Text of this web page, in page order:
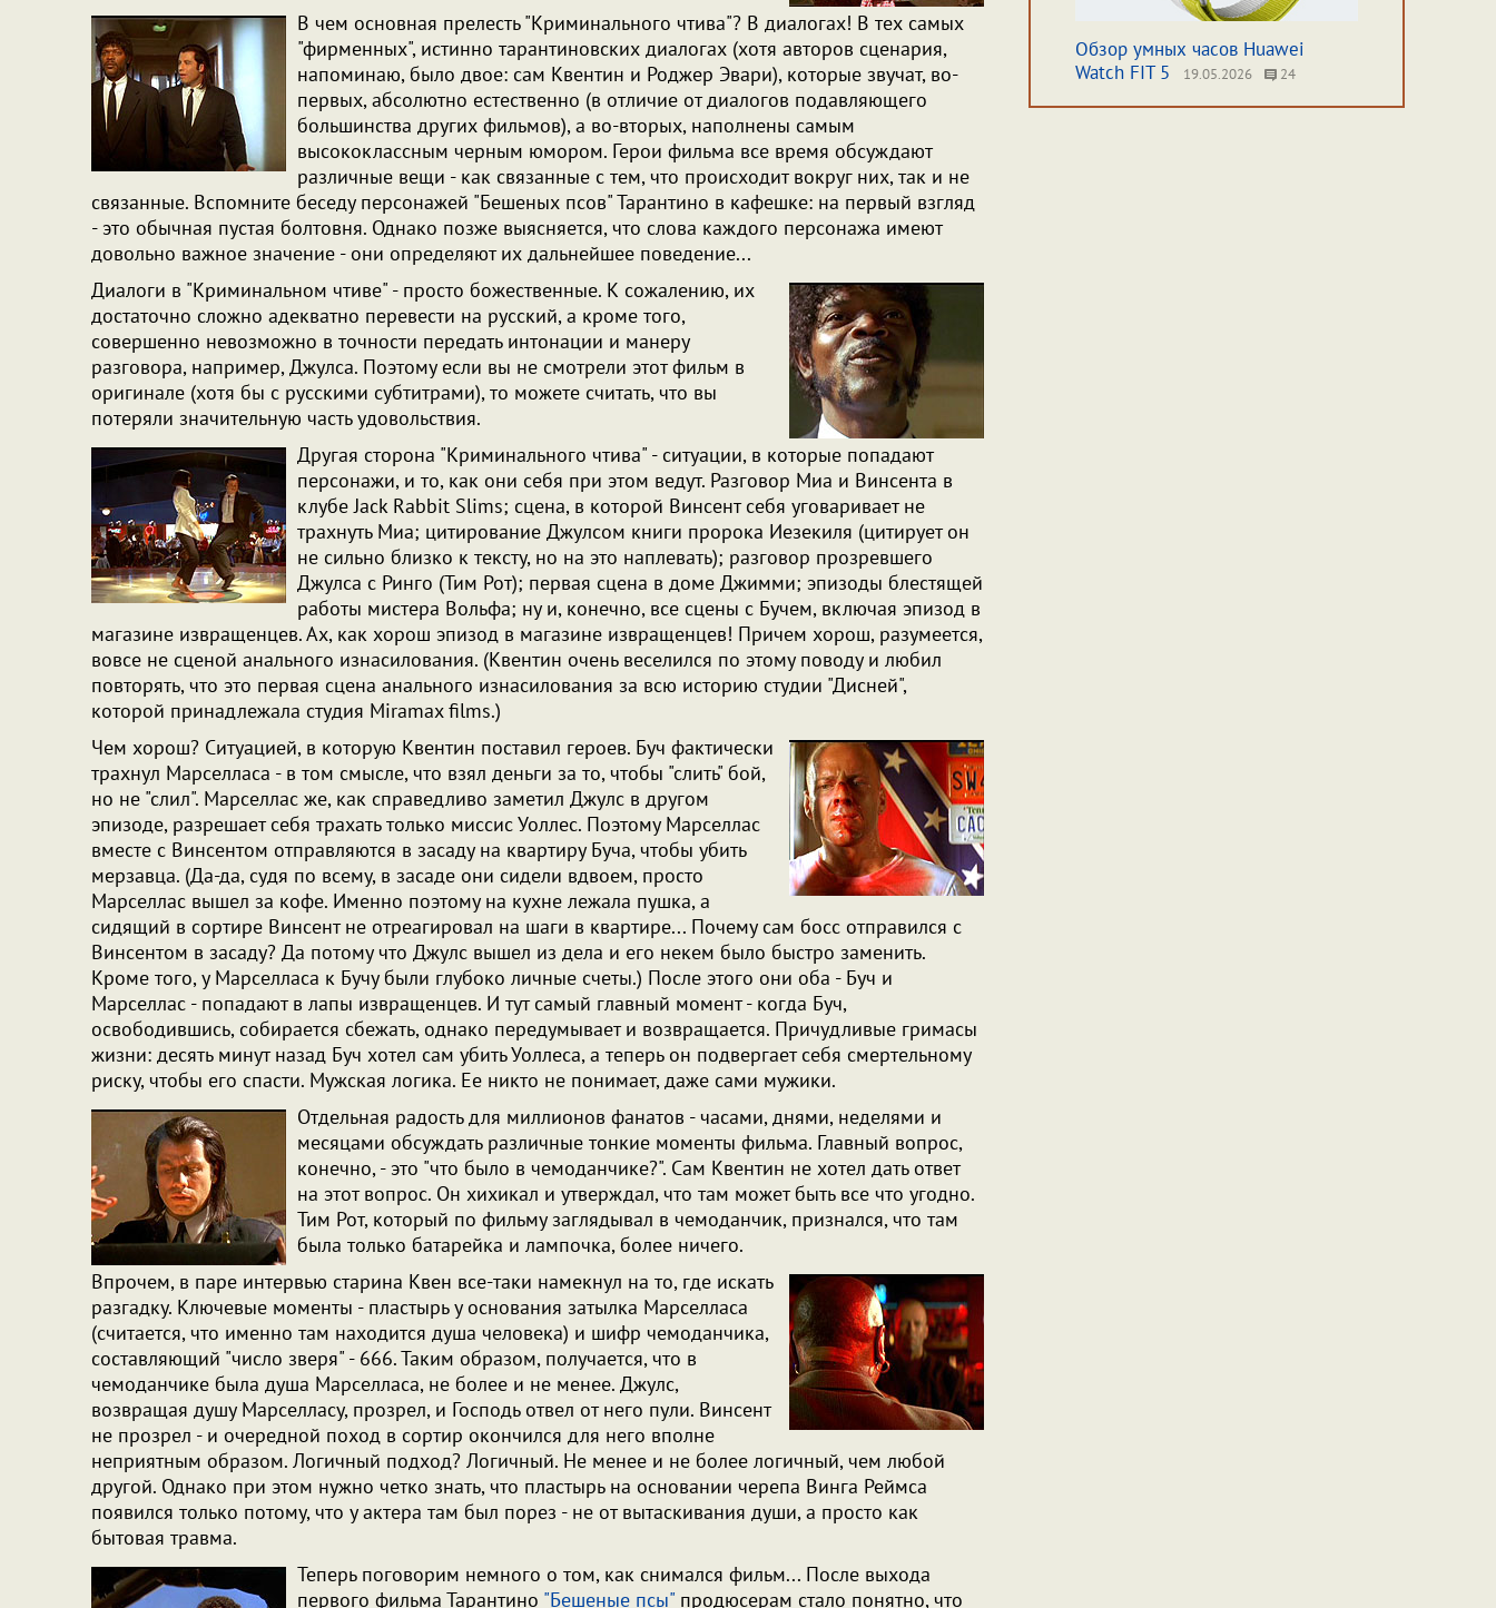
В чем основная прелесть "Криминального чтива"? В диалогах! В тех самых
"фирменных", истинно тарантиновских диалогах (хотя авторов сценария,
напоминаю, было двое: сам Квентин и Роджер Эвари), которые звучат, во-
первых, абсолютно естественно (в отличие от диалогов подавляющего
большинства других фильмов), а во-вторых, наполнены самым
высококлассным черным юмором. Герои фильма все время обсуждают
различные вещи - как связанные с тем, что происходит вокруг них, так и не
связанные. Вспомните беседу персонажей "Бешеных псов" Тарантино в кафешке: на первый взгляд
- это обычная пустая болтовня. Однако позже выясняется, что слова каждого персонажа имеют
довольно важное значение - они определяют их дальнейшее поведение...
Диалоги в "Криминальном чтиве" - просто божественные. К сожалению, их
достаточно сложно адекватно перевести на русский, а кроме того,
совершенно невозможно в точности передать интонации и манеру
разговора, например, Джулса. Поэтому если вы не смотрели этот фильм в
оригинале (хотя бы с русскими субтитрами), то можете считать, что вы
потеряли значительную часть удовольствия.
Другая сторона "Криминального чтива" - ситуации, в которые попадают
персонажи, и то, как они себя при этом ведут. Разговор Миа и Винсента в
клубе Jack Rabbit Slims; сцена, в которой Винсент себя уговаривает не
трахнуть Миа; цитирование Джулсом книги пророка Иезекиля (цитирует он
не сильно близко к тексту, но на это наплевать); разговор прозревшего
Джулса с Ринго (Тим Рот); первая сцена в доме Джимми; эпизоды блестящей
работы мистера Вольфа; ну и, конечно, все сцены с Бучем, включая эпизод в
магазине извращенцев. Ах, как хорош эпизод в магазине извращенцев! Причем хорош, разумеется,
вовсе не сценой анального изнасилования. (Квентин очень веселился по этому поводу и любил
повторять, что это первая сцена анального изнасилования за всю историю студии "Дисней",
которой принадлежала студия Miramax films.)
Чем хорош? Ситуацией, в которую Квентин поставил героев. Буч фактически
трахнул Марселласа - в том смысле, что взял деньги за то, чтобы "слить" бой,
но не "слил". Марселлас же, как справедливо заметил Джулс в другом
эпизоде, разрешает себя трахать только миссис Уоллес. Поэтому Марселлас
вместе с Винсентом отправляются в засаду на квартиру Буча, чтобы убить
мерзавца. (Да-да, судя по всему, в засаде они сидели вдвоем, просто
Марселлас вышел за кофе. Именно поэтому на кухне лежала пушка, а
сидящий в сортире Винсент не отреагировал на шаги в квартире... Почему сам босс отправился с
Винсентом в засаду? Да потому что Джулс вышел из дела и его некем было быстро заменить.
Кроме того, у Марселласа к Бучу были глубоко личные счеты.) После этого они оба - Буч и
Марселлас - попадают в лапы извращенцев. И тут самый главный момент - когда Буч,
освободившись, собирается сбежать, однако передумывает и возвращается. Причудливые гримасы
жизни: десять минут назад Буч хотел сам убить Уоллеса, а теперь он подвергает себя смертельному
риску, чтобы его спасти. Мужская логика. Ее никто не понимает, даже сами мужики.
Отдельная радость для миллионов фанатов - часами, днями, неделями и
месяцами обсуждать различные тонкие моменты фильма. Главный вопрос,
конечно, - это "что было в чемоданчике?". Сам Квентин не хотел дать ответ
на этот вопрос. Он хихикал и утверждал, что там может быть все что угодно.
Тим Рот, который по фильму заглядывал в чемоданчик, признался, что там
была только батарейка и лампочка, более ничего.
Впрочем, в паре интервью старина Квен все-таки намекнул на то, где искать
разгадку. Ключевые моменты - пластырь у основания затылка Марселласа
(считается, что именно там находится душа человека) и шифр чемоданчика,
составляющий "число зверя" - 666. Таким образом, получается, что в
чемоданчике была душа Марселласа, не более и не менее. Джулс,
возвращая душу Марселласу, прозрел, и Господь отвел от него пули. Винсент
не прозрел - и очередной поход в сортир окончился для него вполне
неприятным образом. Логичный подход? Логичный. Не менее и не более логичный, чем любой
другой. Однако при этом нужно четко знать, что пластырь на основании черепа Винга Реймса
появился только потому, что у актера там был порез - не от вытаскивания души, а просто как
бытовая травма.
Теперь поговорим немного о том, как снимался фильм... После выхода
первого фильма Тарантино "Бешеные псы" продюсерам стало понятно, что
Обзор умных часов Huawei
Watch FIT 5
19.05.2026 24